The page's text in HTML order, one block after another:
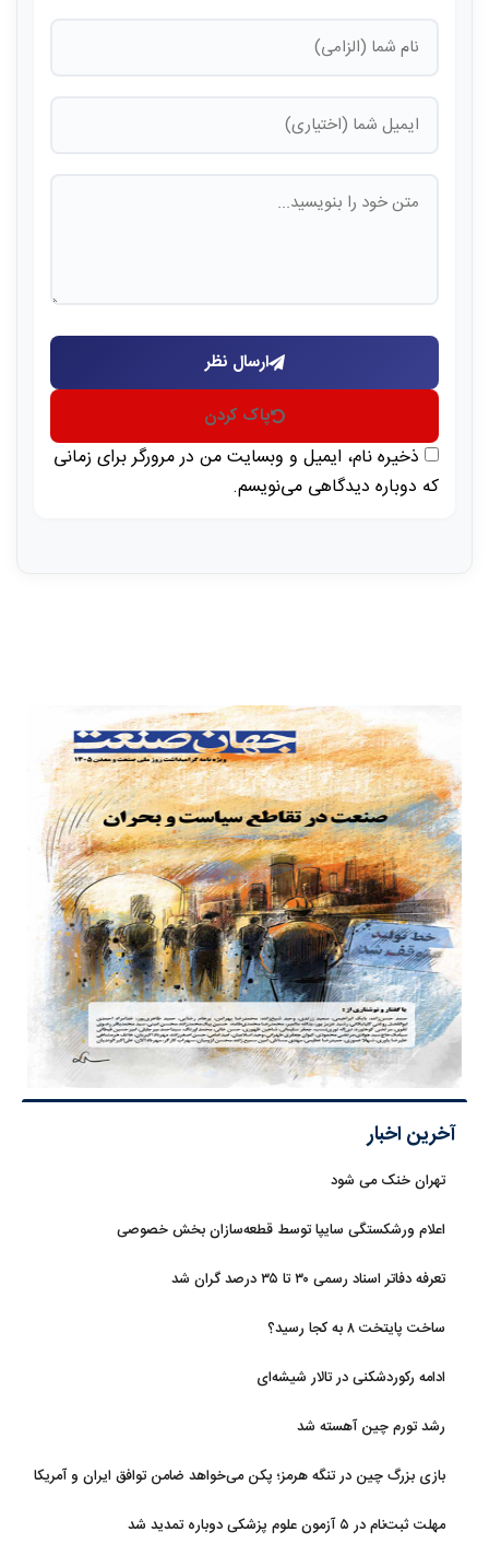
ارسال نظر
پاک کردن
ذخیره نام، ایمیل و وبسایت من در مرورگر برای زمانی
که دوباره دیدگاهی می‌نویسم.
آخرین اخبار
تهران خنک می شود
اعلام ورشکستگی سایپا توسط قطعه‌سازان بخش خصوصی
تعرفه دفاتر اسناد رسمی ۳۰ تا ۳۵ درصد گران شد
ساخت پایتخت ۸ به کجا رسید؟
ادامه رکوردشکنی در تالار شیشه‌ای
رشد تورم چین آهسته شد
بازی بزرگ چین در تنگه هرمز؛ پکن می‌خواهد ضامن توافق ایران و آمریکا
مهلت ثبت‌نام در ۵ آزمون علوم پزشکی دوباره تمدید شد